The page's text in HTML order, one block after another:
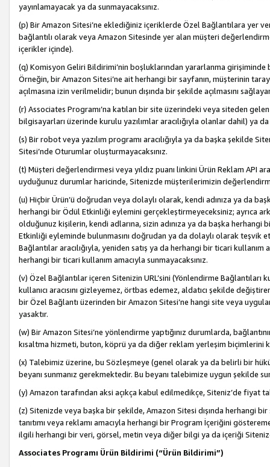
yayınlamayacak ya da sunmayacaksınız.
(p) Bir Amazon Sitesi’ne eklediğiniz içeriklerde Özel Bağlantılara yer
bağlantılı olarak veya Amazon Sitesinde yer alan müşteri
içerikler içinde).
(q) Komisyon Geliri Bildirimi’nin boşluklarından yararlanma
Örneğin, bir Amazon Sitesi’ne ait herhangi bir sayfanın, müşterinin
açılmasına izin verilmelidir; bunun dışında bir şekilde açılmasını
(r) Associates Programı’na katılan bir site üzerindeki veya siteden
bilgisayarları üzerinde kurulu yazılımlar aracılığıyla olanlar dahil) ya
(s) Bir robot veya yazılım programı aracılığıyla ya da başka şekilde
Sitesi’nde Oturumlar oluşturmayacaksınız.
(t) Müşteri değerlendirmesi veya yıldız puanı linkini Ürün Reklam API
uyduğunuz durumlar haricinde, Sitenizde müşterilerimizin
(u) Hiçbir Ürün’ü doğrudan veya dolaylı olarak, kendi adınıza ya da
herhangi bir Ödül Etkinliği eylemini gerçekleştirmeyeceksiniz; ayrıca
olduğunuz kişilerin, kendi adlarına, sizin adınıza ya da başka herhangi
Etkinliği eyleminde bulunmasını doğrudan ya da dolaylı olarak teşvik
Bağlantılar aracılığıyla, yeniden satış ya da herhangi bir ticari
herhangi bir ticari kullanım amacıyla sunmayacaksınız.
(v) Özel Bağlantılar içeren Sitenizin URL’sini (Yönlendirme Bağlantıları
kullanıcı aracısını gizleyemez, örtbas edemez, aldatıcı şekilde
bir Özel Bağlantı üzerinden bir Amazon Sitesi’ne hangi site veya
yasaktır.
(w) Bir Amazon Sitesi’ne yönlendirme yaptığınız durumlarda,
kısaltma hizmeti, buton, köprü ya da diğer reklam yerleşim biçimlerini
(x) Talebimiz üzerine, bu Sözleşmeye (genel olarak ya da belirli bir
beyanı sunmanız gerekmektedir. Bu beyanı talebimize uygun şekilde
(y) Amazon tarafından aksi açıkça kabul edilmedikçe, Siteniz’de fiyat
(z) Sitenizde veya başka bir şekilde, Amazon Sitesi dışında herhangi
tanıtımı veya reklamı amacıyla herhangi bir Program İçeriğini
ilgili herhangi bir veri, görsel, metin veya diğer bilgi ya da içeriği
Associates Programı Ürün Bildirimi (“Ürün Bildirimi”)